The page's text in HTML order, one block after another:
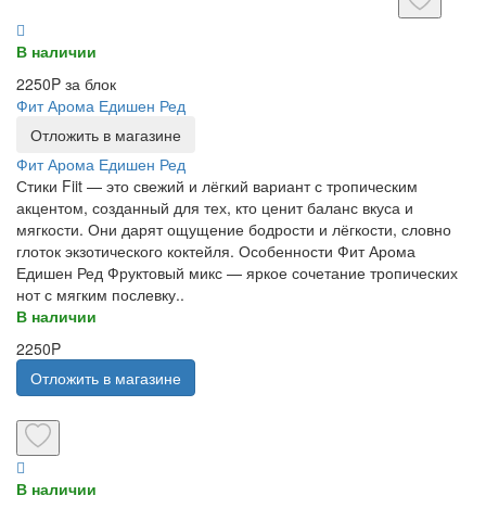
В наличии
2250P за блок
Фит Арома Едишен Ред
Отложить в магазине
Фит Арома Едишен Ред
Стики Fiit — это свежий и лёгкий вариант с тропическим
акцентом, созданный для тех, кто ценит баланс вкуса и
мягкости. Они дарят ощущение бодрости и лёгкости, словно
глоток экзотического коктейля. Особенности Фит Арома
Едишен Ред Фруктовый микс — яркое сочетание тропических
нот с мягким послевку..
В наличии
2250P
Отложить в магазине
В наличии